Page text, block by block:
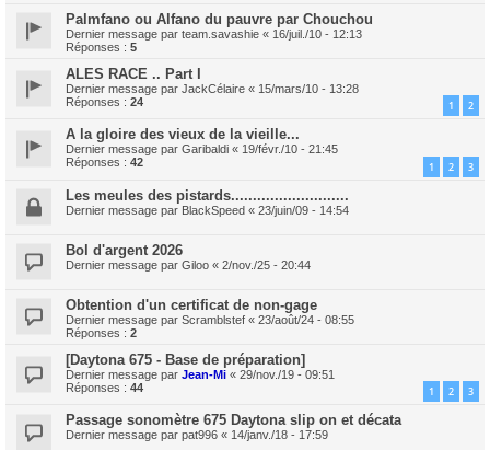
Palmfano ou Alfano du pauvre par Chouchou
Dernier message par team.savashie « 16/juil./10 - 12:13
Réponses : 5
ALES RACE .. Part I
Dernier message par JackCélaire « 15/mars/10 - 13:28
Réponses : 24 1 2
A la gloire des vieux de la vieille...
Dernier message par Garibaldi « 19/févr./10 - 21:45
Réponses : 42 1 2 3
Les meules des pistards...........................
Dernier message par BlackSpeed « 23/juin/09 - 14:54
Bol d'argent 2026
Dernier message par Giloo « 2/nov./25 - 20:44
Obtention d'un certificat de non-gage
Dernier message par Scramblstef « 23/août/24 - 08:55
Réponses : 2
[Daytona 675 - Base de préparation]
Dernier message par Jean-Mi « 29/nov./19 - 09:51
Réponses : 44 1 2 3
Passage sonomètre 675 Daytona slip on et décata
Dernier message par pat996 « 14/janv./18 - 17:59